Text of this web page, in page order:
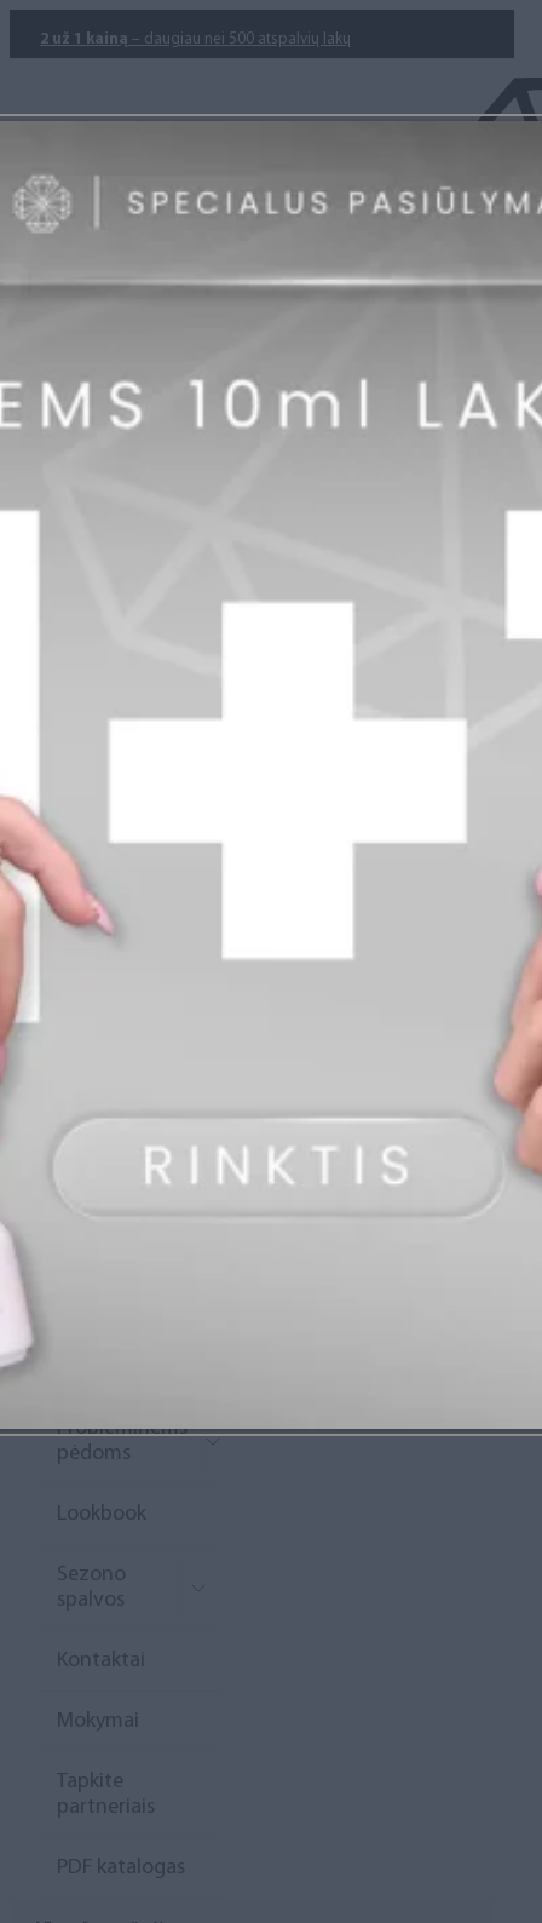
2 už 1 kainą – daugiau nei 500 atspalvių lakų
info@diamondline.lt
Prisijungti
Rewards“
Probleminėms
pėdoms
Lookbook
Sezono
spalvos
Kontaktai
Mokymai
Tapkite
partneriais
PDF katalogas